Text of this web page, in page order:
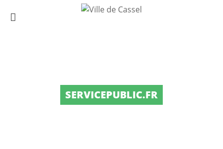
SERVICEPUBLIC.FR